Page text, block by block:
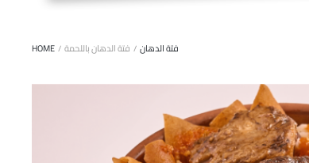
HOME / فتة الدهان / فتة الدهان باللحمة